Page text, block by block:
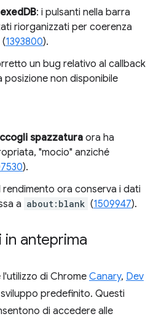
: i pulsanti nella barra
riorganizzati per coerenza
(1393800).
un bug relativo al callback
posizione non disponibile
spazzatura ora ha
"mocio" anziché
).
rendimento ora conserva i dati
a about:blank (1509947).
in anteprima
di Chrome Canary, Dev
predefinito. Questi
di accedere alle